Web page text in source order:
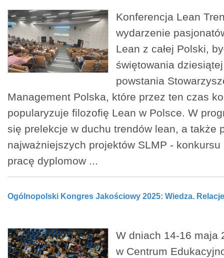
Konferencja Lean
wydarzenie
Lean z całej Polski,
świętowania
powstania
Management Polska, które przez ten czas
popularyzuje filozofię Lean w Polsce. W
się prelekcje w duchu trendów lean, a także
najważniejszych projektów SLMP -
pracę dyplomow ...
Ogólnopolski Kongres Jakościowy 2025: Wiedza.
W dniach 14-16 maja
w Centrum